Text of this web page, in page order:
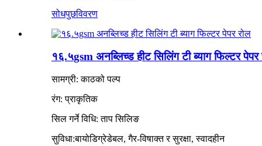
सोधपुछविवरण
१६.५gsm अनब्लिच्ड हीट सिलिंग टी ब्याग फिल्टर पेपर
सामग्री: काठको पल्प
रंग: प्राकृतिक
सिल गर्ने विधि: ताप सिलिङ
सुविधा:बायोडिग्रेडेबल, गैर-विषाक्त र सुरक्षा, स्वादहीन